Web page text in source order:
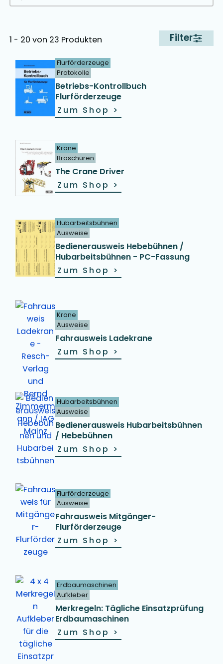
1 - 20 von 23 Produkten Filter
Flurförderzeuge
Protokolle
Betriebs-Kontrollbuch
Flurförderzeuge
Zum Shop >
Krane
Broschüren
The Crane Driver
Zum Shop >
Hubarbeitsbühnen
Ausweise
Bedienerausweis Hebebühnen /
Hubarbeitsbühnen - PC-Fassung
Zum Shop >
Krane
Ausweise
Fahrausweis Ladekrane
Zum Shop >
Hubarbeitsbühnen
Ausweise
Bedienerausweis Hubarbeitsbühnen
/ Hebebühnen
Zum Shop >
Flurförderzeuge
Ausweise
Fahrausweis Mitgänger-
Flurförderzeuge
Zum Shop >
Erdbaumaschinen
Aufkleber
Merkregeln: Tägliche Einsatzprüfung
Erdbaumaschinen
Zum Shop >